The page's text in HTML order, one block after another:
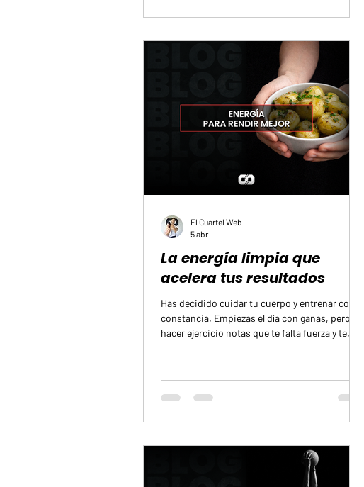
agotadas, creen que trabajaron bien. Si
intensidad. El problema es que la sen
La energía limpia que
acelera tus resultados
Has decidido cuidar tu cuerpo y entrenar con
constancia. Empiezas el día con ganas, pero al
hacer ejercicio notas que te falta fuerza y te
y la recuperación tarda más. Para rendir mejor,
conviene incluir fuentes de hidratos de
energía durante el día y a llegar en mejores
El Cuartel Web
5 abr